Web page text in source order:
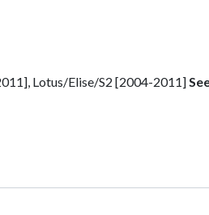
Lotus/Elise/S2 [2004-2011]